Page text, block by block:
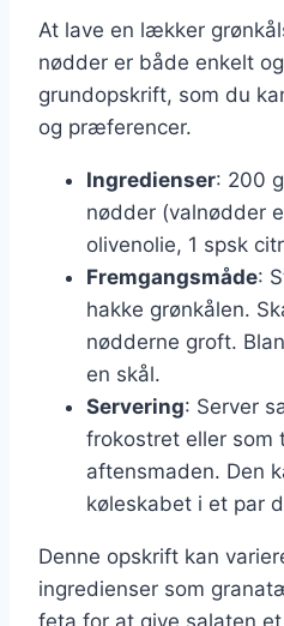
At lave en lækker
nødder er både enkelt
grundopskrift, som du
og præferencer.
Ingredienser: 200
nødder (valnødder
olivenolie, 1 spsk
Fremgangsmåde:
hakke grønkålen.
nødderne groft.
en skål.
Servering: Server
frokostret eller som
aftensmaden. Den
køleskabet i et par
Denne opskrift kan
ingredienser som
feta for at give salaten